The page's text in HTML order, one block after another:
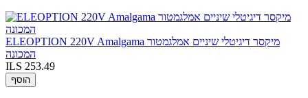
ELEOPTION 220V Amalgama מיקסר דיגיטלי שיניים אמלגמטור
המכונה
ILS 253.49
הוסף